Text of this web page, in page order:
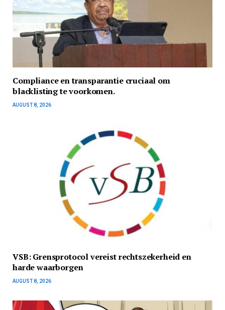
Compliance en transparantie cruciaal om
blacklisting te voorkomen.
AUGUST 8, 2026
VSB: Grensprotocol vereist rechtszekerheid en
harde waarborgen
AUGUST 8, 2026